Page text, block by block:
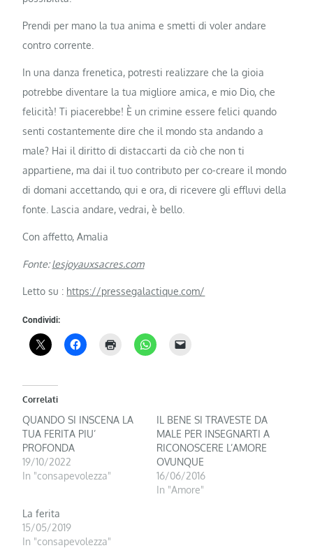
Prendi per mano la tua anima e smetti di voler andare
contro corrente.
In una danza frenetica, potresti realizzare che la gioia
potrebbe diventare la tua migliore amica, e mio Dio, che
felicità! Ti piacerebbe! È un crimine essere felici quando
senti costantemente dire che il mondo sta andando a
male? Hai il diritto di distaccarti da ciò che non ti
appartiene, ma dai il tuo contributo per co-creare il mondo
di domani accettando, qui e ora, di ricevere gli effluvi della
fonte. Lascia andare, vedrai, è bello.
Con affetto, Amalia
Fonte:lesjoyauxsacres.com
Letto su : https://pressegalactique.com/
Condividi:
Correlati
QUANDO SI INSCENA LA
TUA FERITA PIU’
PROFONDA
19/10/2022
In "consapevolezza"
IL BENE SI TRAVESTE DA
MALE PER INSEGNARTI A
RICONOSCERE L’AMORE
OVUNQUE
16/06/2016
In "Amore"
La ferita
15/05/2019
In "consapevolezza"